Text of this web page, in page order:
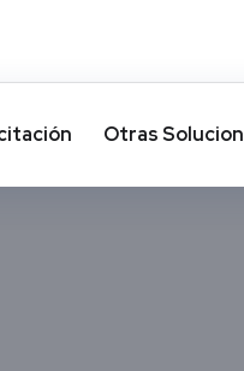
Otras